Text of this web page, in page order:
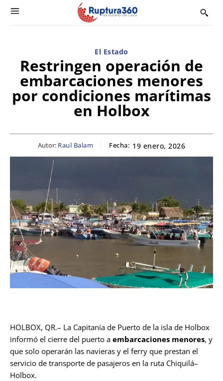
El Estado
Restringen operación de
embarcaciones menores
por condiciones marítimas
en Holbox
Autor: Raul Balam Fecha: 19 enero, 2026
HOLBOX, QR.– La Capitanía de Puerto de la isla de Holbox
informó el cierre del puerto a embarcaciones menores, y
que solo operarán las navieras y el ferry que prestan el
servicio de transporte de pasajeros en la ruta Chiquilá–
Holbox.